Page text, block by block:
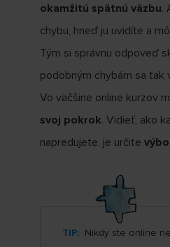
okamžitú spätnú väzbu.
chybu, hneď ju uvidíte a
Tým si správnu odpoveď
podobným chybám sa tak
Vo väčšine online kurzov
svoj pokrok. Vidieť, ako
napredujete, je určite
TIP: Nikdy ste online